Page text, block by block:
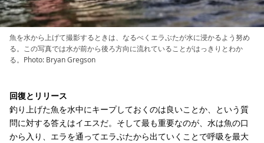
魚を水から上げて撮影するときは、なるべくエラぶたが水に浸かるよう努め
る。この写真では水が前から後ろ方向に流れていることがはっきりとわか
る。Photo: Bryan Gregson
回復とリリース
釣り上げた魚を水中にキープしておくのは良いことか、という質
問に対する答えはイエスだ。そして最も重要なのが、水は魚の口
から入り、エラを通ってエラぶたから出ていくことで呼吸を最大